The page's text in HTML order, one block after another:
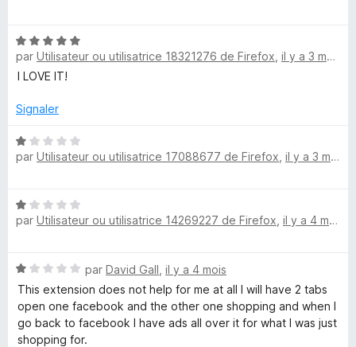
é
5
s
r
N
o
t
5
u
r
par Utilisateur ou utilisatrice 18321276 de Firefox il y a 3 mois
I LOVE IT!
Signaler
N
o
1
s
5
par Utilisateur ou utilisatrice 17088677 de Firefox il y a 3 mois
N
o
1
s
u
r
5
par Utilisateur ou utilisatrice 14269227 de Firefox il y a 4 mois
N
o
t
é
1
par David Gall il y a 4 mois
This extension does not help for me at all I will have 2 tabs
open one facebook and the other one shopping and when I
go back to facebook I have ads all over it for what I was just
shopping for.